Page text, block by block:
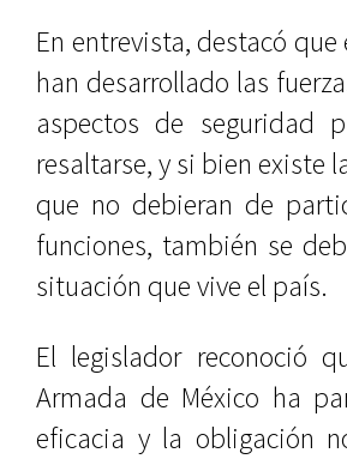
En entrevista, destacó
han desarrollado las
aspectos de seguridad
resaltarse, y si bien existe
que no debieran de
funciones, también se
situación que vive el país.
El legislador reconoció
Armada de México ha
eficacia y la obligación